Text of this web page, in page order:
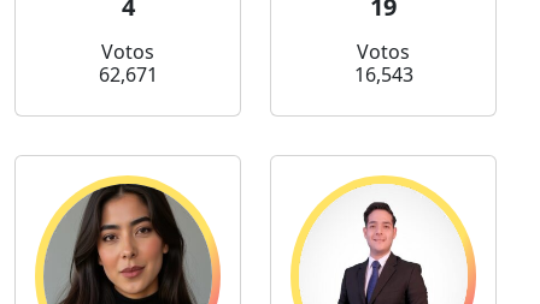
4
Votos
62,671
19
Votos
16,543